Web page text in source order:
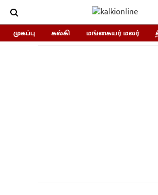
முகப்பு கல்கி மங்கையர் மலர்